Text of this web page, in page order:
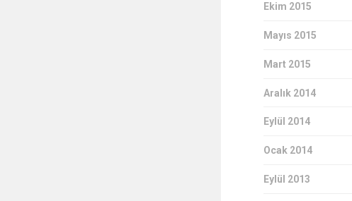
Ekim 2015
Mayıs 2015
Mart 2015
Aralık 2014
Eylül 2014
Ocak 2014
Eylül 2013